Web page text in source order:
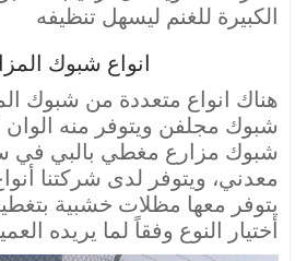
الكبيرة للغنم ليسهل تنظيفه
انواع شبوك
هناك انواع متعددة من شبوك
شبوك مجلفن ويتوفر منه
شبوك مزارع مغطي بالبي في
معدني، ويتوفر لدى شركتنا
يتوفر معها مظلات خشبية
أختيار النوع وفقاً لما يريده